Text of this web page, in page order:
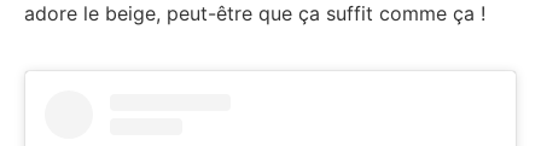
adore le beige, peut-être que ça suffit comme ça !